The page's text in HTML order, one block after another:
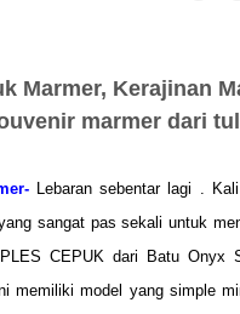
Marmer, Kerajinan
marmer dari
Lebaran sebentar lagi .
sangat pas sekali untuk
CEPUK dari Batu Onyx
memiliki model yang simple